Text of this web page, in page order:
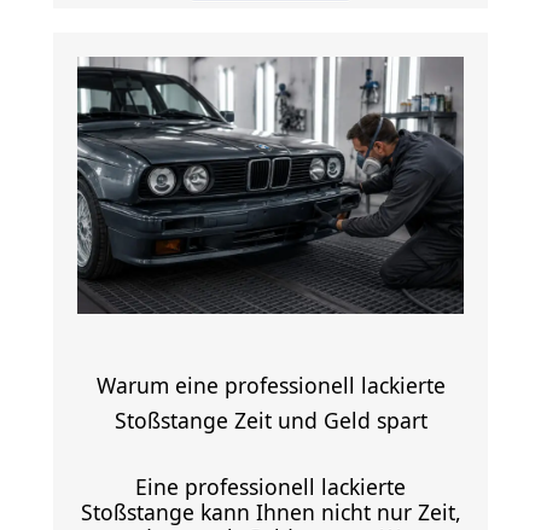
Warum eine professionell lackierte
Stoßstange Zeit und Geld spart
Eine professionell lackierte
Stoßstange kann Ihnen nicht nur Zeit,